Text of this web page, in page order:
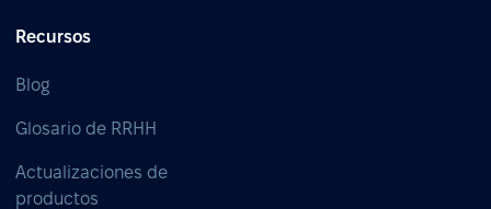
Recursos
Blog
Glosario de RRHH
Actualizaciones de
productos